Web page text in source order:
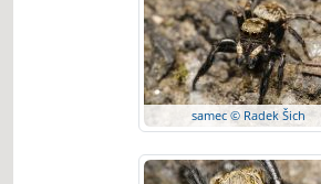
samec © Radek Šich